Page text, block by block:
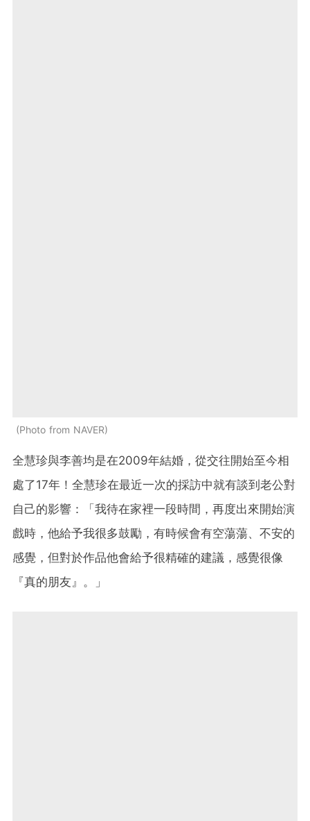
Photo from NAVER
全慧珍與李善均是在2009年結婚，從交往開始至今相
處了17年！全慧珍在最近一次的採訪中就有談到老公對
自己的影響：「我待在家裡一段時間，再度出來開始演
戲時，他給予我很多鼓勵，有時候會有空蕩蕩、不安的
感覺，但對於作品他會給予很精確的建議，感覺很像
『真的朋友』。」